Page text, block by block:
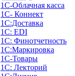
1С-Облачная касса
1С- Коннект
1С:Доставка
1С: EDI
1С: Финотчетность
1С:Маркировка
1С-Товары
1С: Лекторий